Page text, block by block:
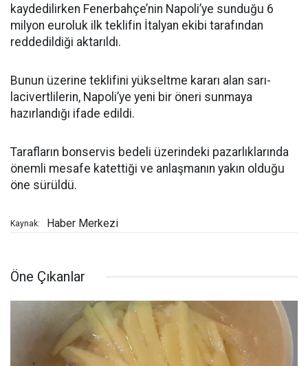
kaydedilirken Fenerbahçe’nin Napoli’ye sunduğu 6
milyon euroluk ilk teklifin İtalyan ekibi tarafından
reddedildiği aktarıldı.
Bunun üzerine teklifini yükseltme kararı alan sarı-
lacivertlilerin, Napoli’ye yeni bir öneri sunmaya
hazırlandığı ifade edildi.
Tarafların bonservis bedeli üzerindeki pazarlıklarında
önemli mesafe katettiği ve anlaşmanın yakın olduğu
öne sürüldü.
Kaynak: Haber Merkezi
Öne Çıkanlar